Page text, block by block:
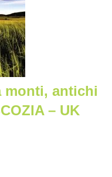
monti, antichi
– UK